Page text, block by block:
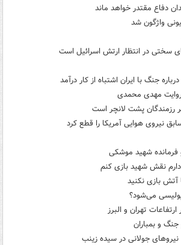
دفاع مقتدر خواهد ماند
واژگون شد
سختی در انتظار ارتش اسرائیل است
جنگ با ایران اشتباه از کار درآمد
مهدی محمدی
رزمندگان پشت لانچر است
نیروی هوایی آمریکا را قطع کرد
فرمانده شهید موشکی
نقش شهید بازی کنم
آتش بازی نکنید
می‌شود؟
تهران و البرز
جنگ و بمباران
جولانی در سیده زینب